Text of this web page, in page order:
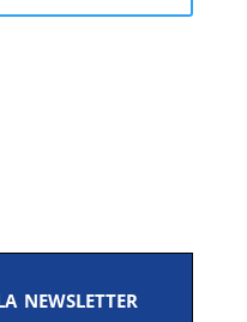
newsletter